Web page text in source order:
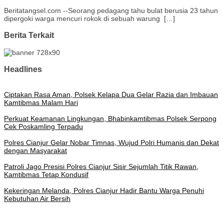
Beritatangsel.com --Seorang pedagang tahu bulat berusia 23 tahun
dipergoki warga mencuri rokok di sebuah warung […]
Berita Terkait
Headlines
Ciptakan Rasa Aman, Polsek Kelapa Dua Gelar Razia dan Imbauan
Kamtibmas Malam Hari
Perkuat Keamanan Lingkungan, Bhabinkamtibmas Polsek Serpong
Cek Poskamling Terpadu
Polres Cianjur Gelar Nobar Timnas, Wujud Polri Humanis dan Dekat
dengan Masyarakat
Patroli Jago Presisi Polres Cianjur Sisir Sejumlah Titik Rawan,
Kamtibmas Tetap Kondusif
Kekeringan Melanda, Polres Cianjur Hadir Bantu Warga Penuhi
Kebutuhan Air Bersih